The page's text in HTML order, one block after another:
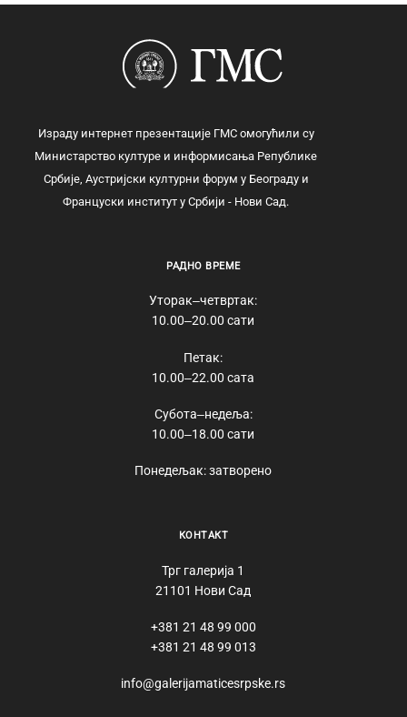
Израду интернет презентације ГМС омогућили су
Министарство културе и информисања Републике
Србије, Аустријски културни форум у Београду и
Француски институт у Србији - Нови Сад.
РАДНО ВРЕМЕ
Уторак‒четвртак:
10.00‒20.00 сати
Петак:
10.00‒22.00 сата
Субота‒недеља:
10.00‒18.00 сати
Понедељак: затворено
КОНТАКТ
Трг галерија 1
21101 Нови Сад
+381 21 48 99 000
+381 21 48 99 013
info@galerijamaticesrpske.rs